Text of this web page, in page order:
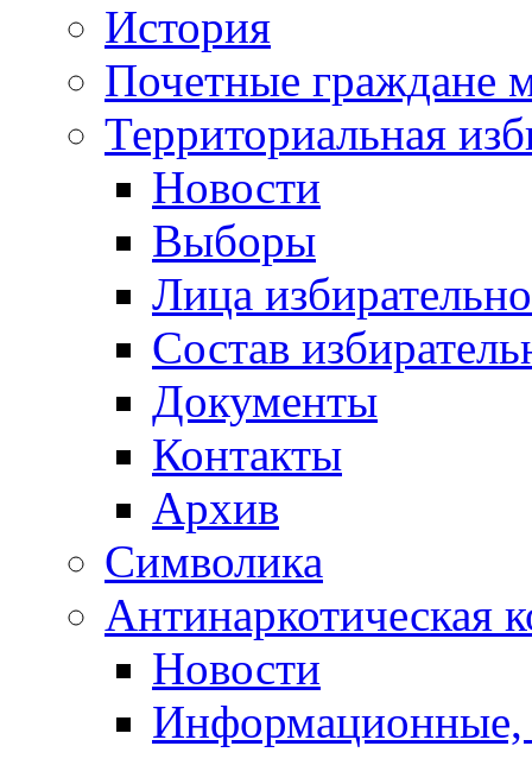
История
Почетные граждане
Территориальная
Новости
Выборы
Лица
Состав
Документы
Контакты
Архив
Символика
Антинаркотическая
Новости
Информационные,